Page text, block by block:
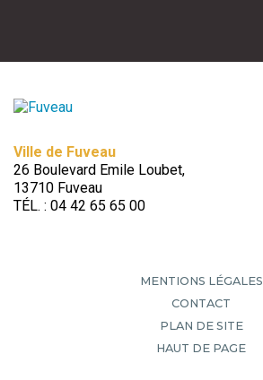
Ville de Fuveau
26 Boulevard Emile Loubet,
13710 Fuveau
TÉL. : 04 42 65 65 00
MENTIONS LÉGALES
CONTACT
PLAN DE SITE
HAUT DE PAGE